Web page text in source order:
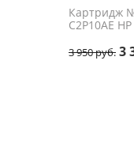
Картридж
C2P10AE HP
3 950руб. 3